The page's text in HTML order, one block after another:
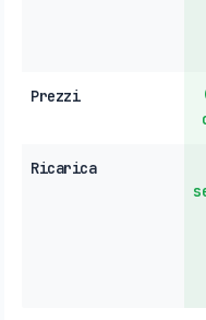
Prezzi
Ricarica